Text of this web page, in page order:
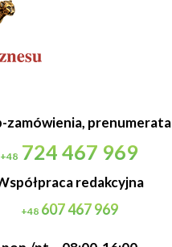
zamówienia, prenumerata
+48 724 467 969
redakcyjna
+48607 467 969